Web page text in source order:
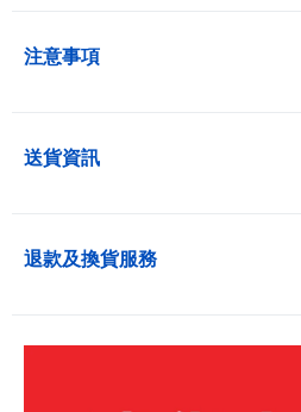
注意事項
送貨資訊
退款及換貨服務